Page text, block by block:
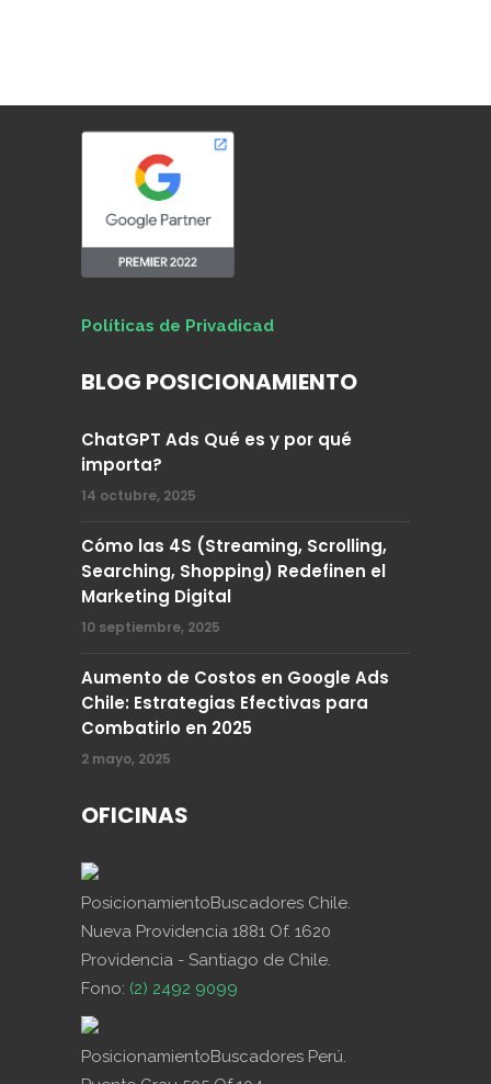
Políticas de Privadicad
BLOG POSICIONAMIENTO
ChatGPT Ads Qué es y por qué
importa?
14 octubre, 2025
Cómo las 4S (Streaming, Scrolling,
Searching, Shopping) Redefinen el
Marketing Digital
10 septiembre, 2025
Aumento de Costos en Google Ads
Chile: Estrategias Efectivas para
Combatirlo en 2025
2 mayo, 2025
OFICINAS
PosicionamientoBuscadores Chile.
Nueva Providencia 1881 Of. 1620
Providencia - Santiago de Chile.
Fono: (2) 2492 9099
PosicionamientoBuscadores Perú.